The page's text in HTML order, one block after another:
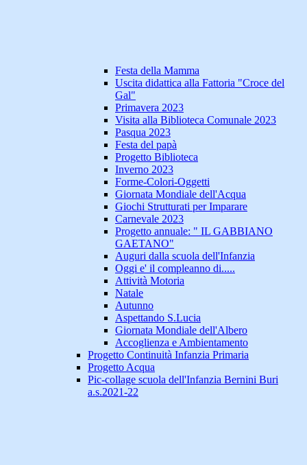
Festa della Mamma
Uscita didattica alla Fattoria "Croce del
Gal"
Primavera 2023
Visita alla Biblioteca Comunale 2023
Pasqua 2023
Festa del papà
Progetto Biblioteca
Inverno 2023
Forme-Colori-Oggetti
Giornata Mondiale dell'Acqua
Giochi Strutturati per Imparare
Carnevale 2023
Progetto annuale: " IL GABBIANO
GAETANO"
Auguri dalla scuola dell'Infanzia
Oggi e' il compleanno di.....
Attività Motoria
Natale
Autunno
Aspettando S.Lucia
Giornata Mondiale dell'Albero
Accoglienza e Ambientamento
Progetto Continuità Infanzia Primaria
Progetto Acqua
Pic-collage scuola dell'Infanzia Bernini Buri
a.s.2021-22